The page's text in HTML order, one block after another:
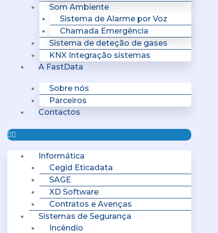
Som Ambiente
Sistema de Alarme por Voz
Chamada Emergência
Sistema de deteção de gases
KNX Integração sistemas
A FastData
Sobre nós
Parceiros
Contactos
Informática
Cegid Eticadata
SAGE
XD Software
Contratos e Avenças
Sistemas de Segurança
Incêndio